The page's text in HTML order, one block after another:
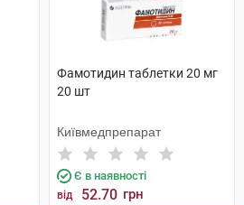
Фамотидин таблетки 20 мг
20 шт
Київмедпрепарат
Є в наявності
від 52.70 грн